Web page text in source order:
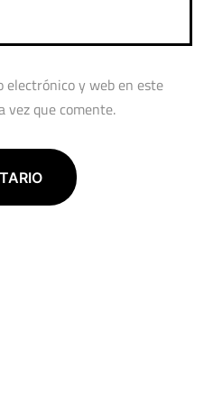
electrónico y web en este
vez que comente.